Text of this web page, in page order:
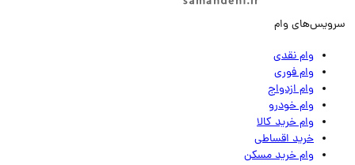
وام
وام نقدی
وام فوری
وام ازدواج
وام خودرو
وام خرید کالا
خرید اقساطی
وام خرید مسکن